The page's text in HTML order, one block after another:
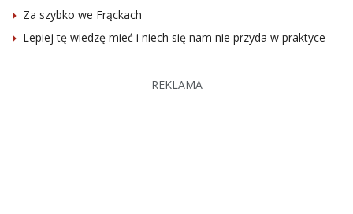
Za szybko we Frąckach
Lepiej tę wiedzę mieć i niech się nam nie przyda w praktyce
REKLAMA